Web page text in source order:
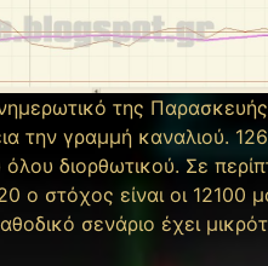
της
την γραμμή καναλιού.
διορθωτικού. Σε
ο στόχος είναι οι 12100
σενάριο έχει